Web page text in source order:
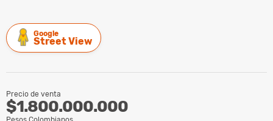
Google
Street View
Precio de venta
$1.800.000.000